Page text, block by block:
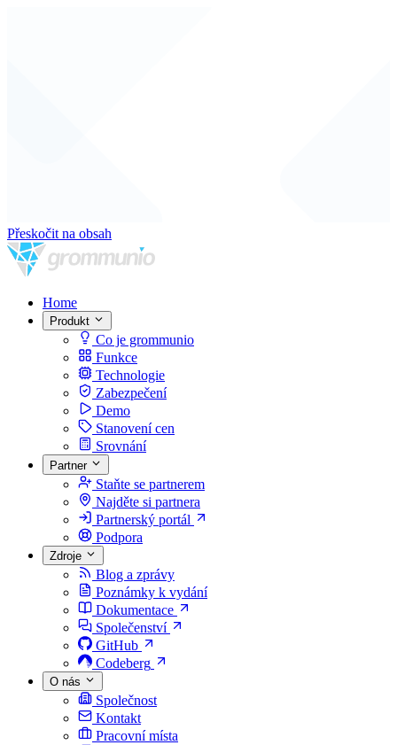
Přeskočit na obsah
Home
Produkt
Co je grommunio
Funkce
Technologie
Zabezpečení
Demo
Stanovení cen
Srovnání
Partner
Staňte se partnerem
Najděte si partnera
Partnerský portál
Podpora
Zdroje
Blog a zprávy
Poznámky k vydání
Dokumentace
Společenství
GitHub
Codeberg
O nás
Společnost
Kontakt
Pracovní místa